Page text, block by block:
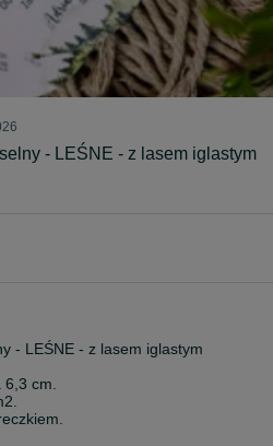
- LEŚNE - z lasem iglastym
- LEŚNE - z lasem iglastym
cm.